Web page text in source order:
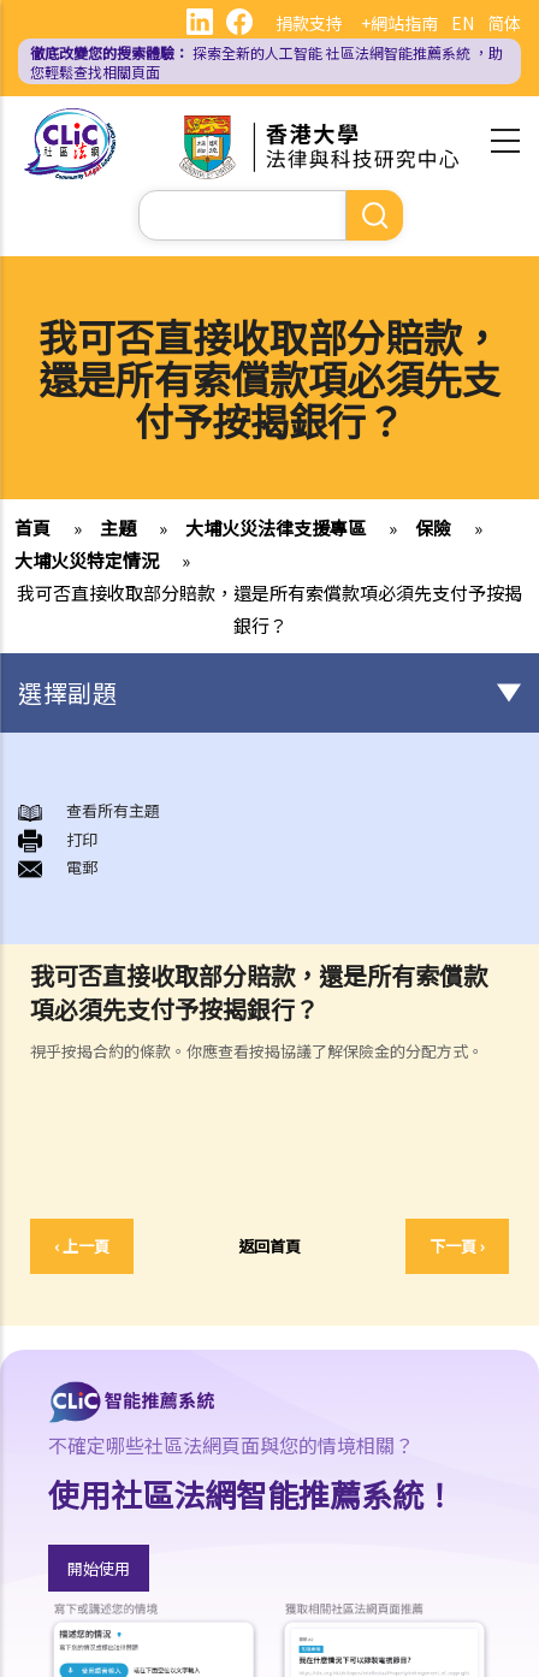
內
EN 简体
捐款支持 +網站指南
徹底改變您的搜索體驗： 探索全新的人工智能社區法網智能推薦系統 ，助
您輕鬆查找相關頁面
Search
我可否直接收取部分賠款，
還是所有索償款項必須先支
付予按揭銀行？
首頁 » 主題 » 大埔火災法律支援專區 » 保險
»
大埔火災特定情況
»
我可否直接收取部分賠款，還是所有索償款項必須先支付予按揭
銀行？
我可否直接收取部分賠款，還是所有索償款
項必須先支付予按揭銀行？
視乎按揭合約的條款。你應查看按揭協議了解保險金的分配方式。
‹ 上一頁 返回首頁 下一頁 ›
選擇副題
A. 火葬
B. 骨灰安置所（靈灰安置所）
C. 土葬
E. 骨灰撒海
F. 遺體／骨殖／骨灰出入香港
人身傷亡
傷者本人
1. 申索信（原告人）及建設性的答覆（被告人）
2. 傳訊令狀
4. 損害賠償陳述書
5. 抗辯書
6. 證明書（收費安排）
7. 屬實申述
8. 委託專家擬備報告的守則
9. 核對表評檢及案件管理問卷
10. 案件管理會議
11. 審訊前的覆核
就人身傷害提出申索，是否存在時限？
就人身傷害提出申索，會取得多少賠償？
涉及非致命意外的申索
查看所有主題
打印
電郵
不確定哪些社區法網頁面與您的情境相關？
使用社區法網智能推薦系統！
開始使用